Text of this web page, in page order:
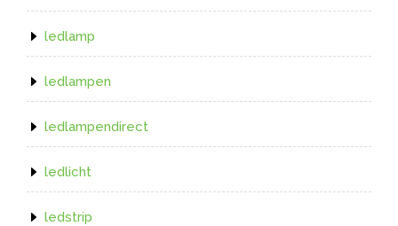
ledlamp
ledlampen
ledlampendirect
ledlicht
ledstrip